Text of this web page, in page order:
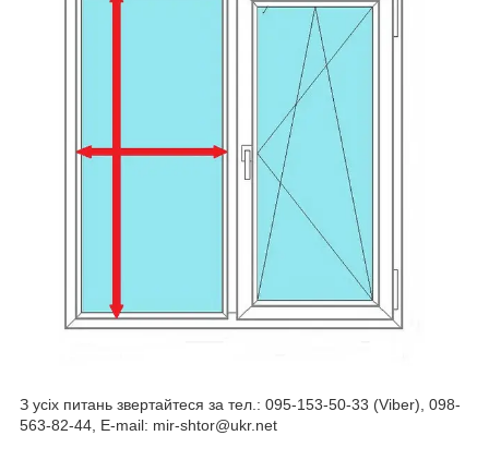
З усіх питань звертайтеся за тел.: 095-153-50-33 (Viber), 098-
563-82-44, E-mail: mir-shtor@ukr.net